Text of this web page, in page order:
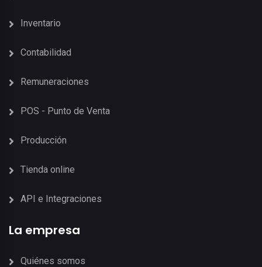
Inventario
Contabilidad
Remuneraciones
POS - Punto de Venta
Producción
Tienda online
API e Integraciones
La empresa
Quiénes somos